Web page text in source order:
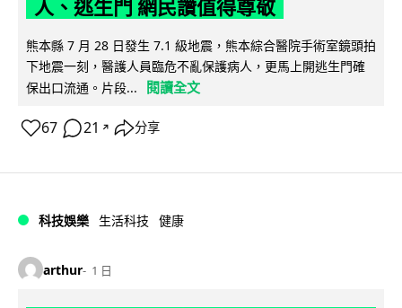
人、逃生門 網民讚值得尊敬
熊本縣 7 月 28 日發生 7.1 級地震，熊本綜合醫院手術室鏡頭拍
下地震一刻，醫護人員臨危不亂保護病人，更馬上開逃生門確
保出口流通。片段...
閱讀全文
67 21 ↗ 分享
科技娛樂 生活科技 健康
arthur 1 日